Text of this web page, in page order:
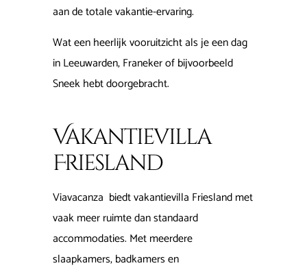
aan de totale vakantie-ervaring.
Wat een heerlijk vooruitzicht als je een dag
in Leeuwarden, Franeker of bijvoorbeeld
Sneek hebt doorgebracht.
Vakantievilla
Friesland
Viavacanza biedt vakantievilla Friesland met
vaak meer ruimte dan standaard
accommodaties. Met meerdere
slaapkamers, badkamers en